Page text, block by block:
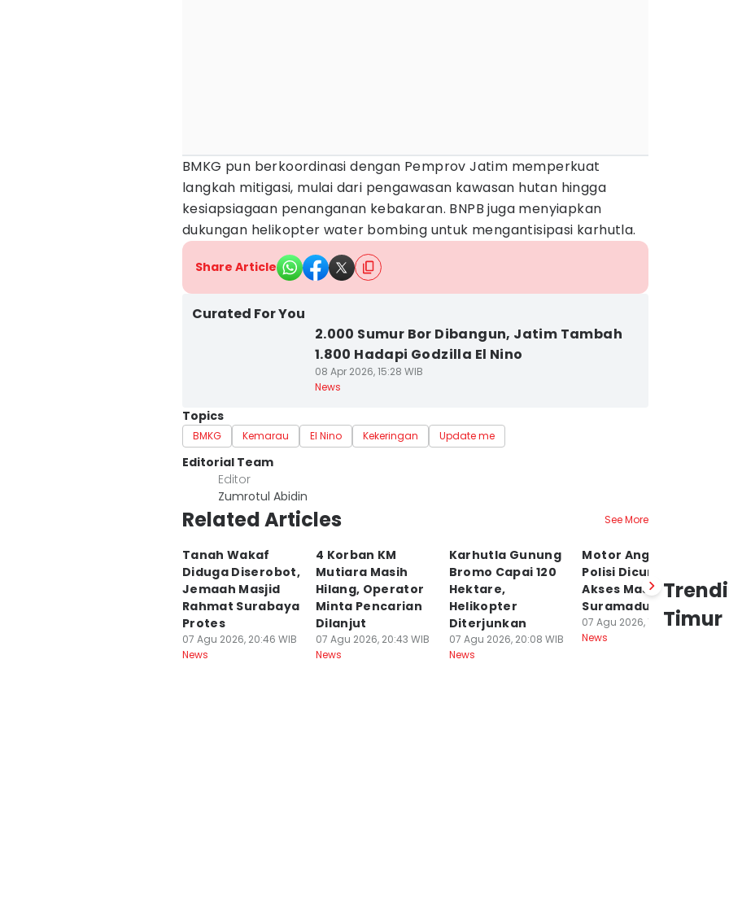
BMKG pun berkoordinasi dengan Pemprov Jatim memperkuat
langkah mitigasi, mulai dari pengawasan kawasan hutan hingga
kesiapsiagaan penanganan kebakaran. BNPB juga menyiapkan
dukungan helikopter water bombing untuk mengantisipasi karhutla.
Share Article
Curated For You
2.000 Sumur Bor Dibangun, Jatim Tambah
1.800 Hadapi Godzilla El Nino
08 Apr 2026, 15:28 WIB
News
Topics
BMKG Kemarau El Nino Kekeringan Update me
Editorial Team
Editor
Zumrotul Abidin
Related Articles See More
Tanah Wakaf
Diduga Diserobot,
Jemaah Masjid
Rahmat Surabaya
Protes
07 Agu 2026, 20:46 WIB
News
4 Korban KM
Mutiara Masih
Hilang, Operator
Minta Pencarian
Dilanjut
07 Agu 2026, 20:43 WIB
News
Karhutla Gunung
Bromo Capai 120
Hektare,
Helikopter
Diterjunkan
07 Agu 2026, 20:08 WIB
News
Motor Anggota
Polisi Dicuri di
Akses Masuk
Suramadu
07 Agu 2026, 18:44 WIB
News
Timur